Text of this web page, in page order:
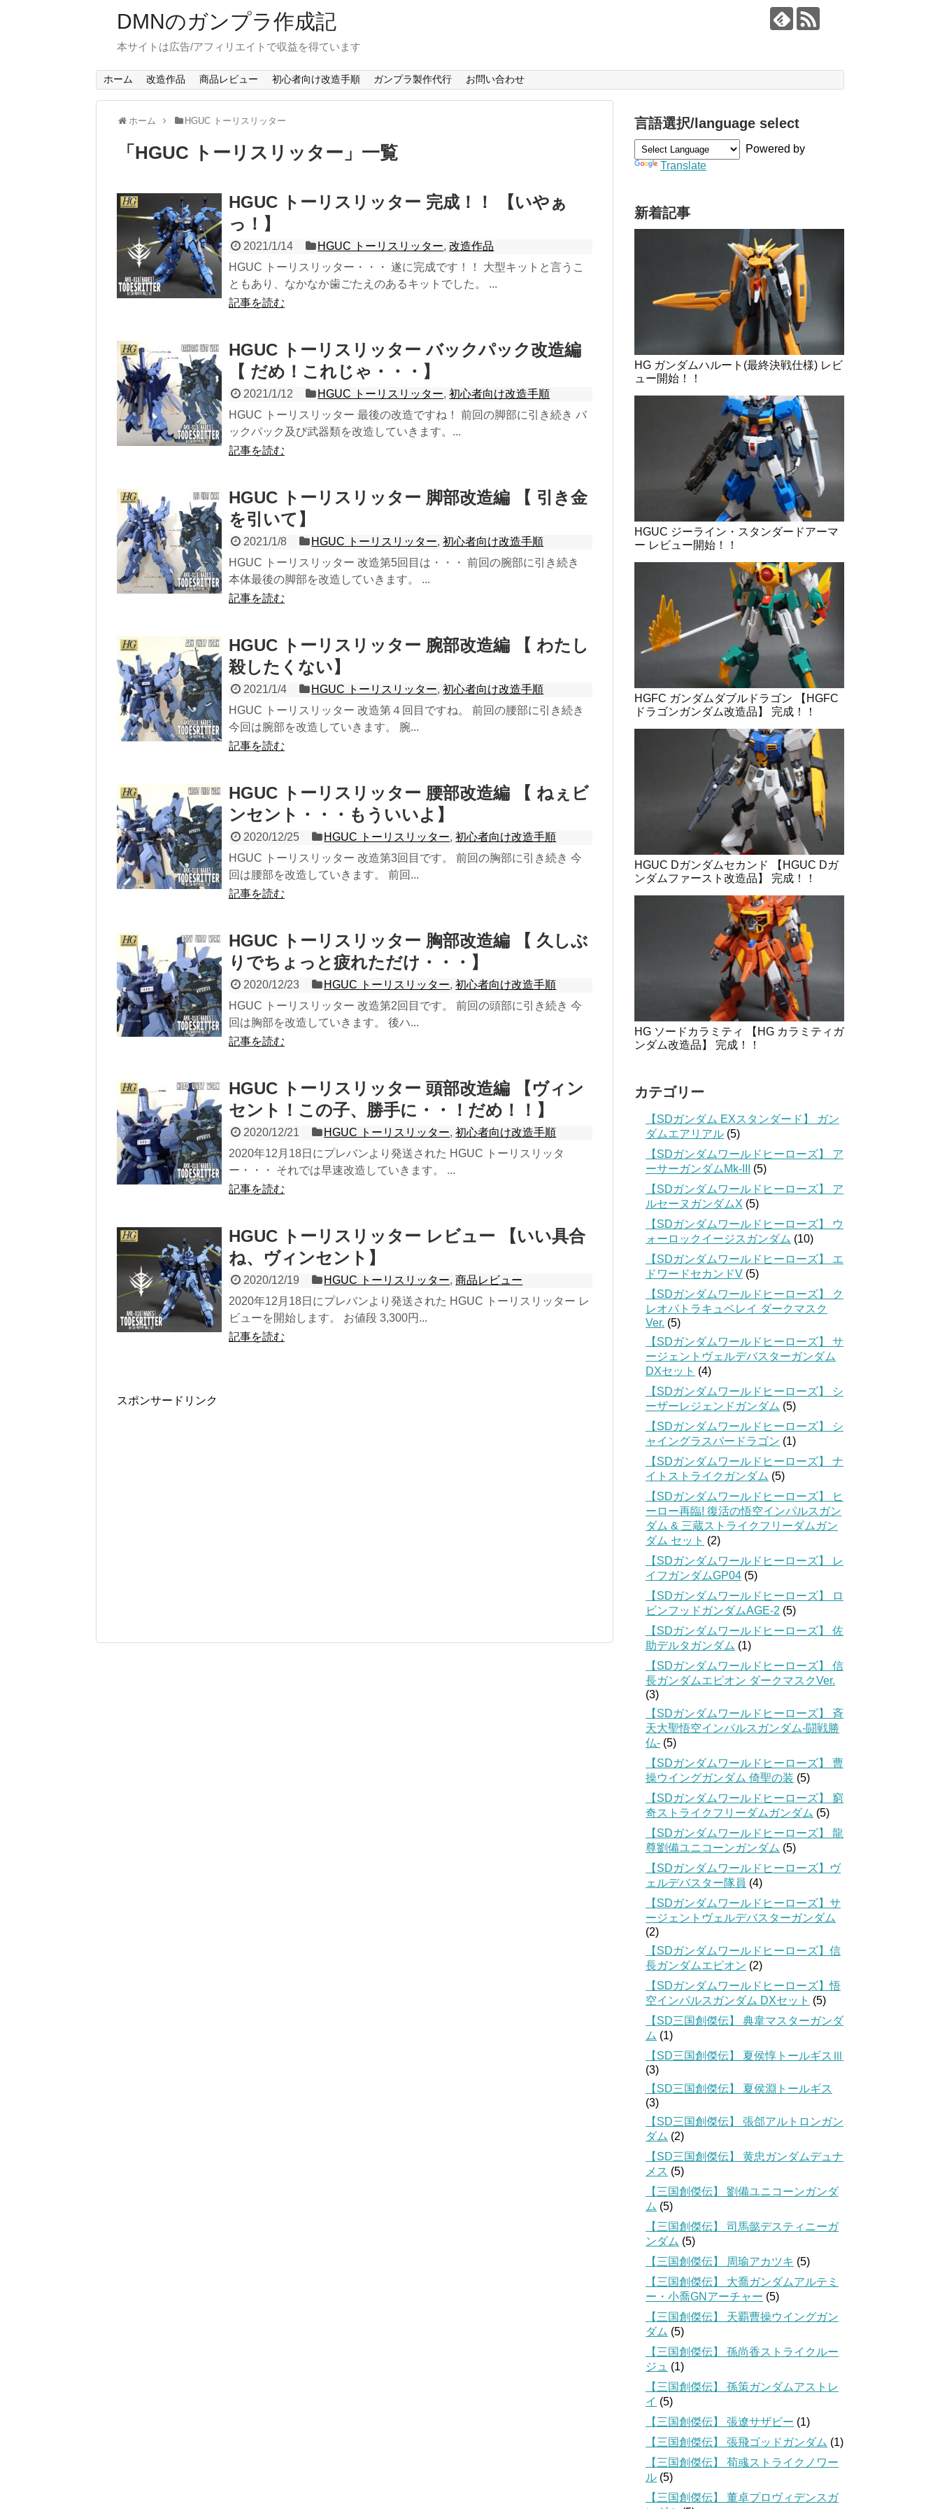
DMNのガンプラ作成記
本サイトは広告/アフィリエイトで収益を得ています
ホーム 改造作品 商品レビュー 初心者向け改造手順 ガンプラ製作代行 お問い合わせ
ホーム HGUC トーリスリッター
「 HGUC トーリスリッター 」 一覧
HGUC トーリスリッター 完成！！ 【いやぁ
っ！】
2021/1/14 HGUC トーリスリッター,改造作品
HGUC トーリスリッター・・・ 遂に完成です！！ 大型キットと言うこ
ともあり、なかなか歯ごたえのあるキットでした。 ...
記事を読む
HGUC トーリスリッター バックパック改造編
【 だめ！これじゃ・・・】
2021/1/12 HGUC トーリスリッター,初心者向け改造手順
HGUC トーリスリッター 最後の改造ですね！ 前回の脚部に引き続き バ
ックパック及び武器類を改造していきます。...
記事を読む
HGUC トーリスリッター 脚部改造編 【 引き金
を引いて】
2021/1/8 HGUC トーリスリッター,初心者向け改造手順
HGUC トーリスリッター 改造第5回目は・・・ 前回の腕部に引き続き
本体最後の脚部を改造していきます。 ...
記事を読む
HGUC トーリスリッター 腕部改造編 【 わたし
殺したくない】
2021/1/4 HGUC トーリスリッター,初心者向け改造手順
HGUC トーリスリッター 改造第４回目ですね。 前回の腰部に引き続き
今回は腕部を改造していきます。 腕...
記事を読む
HGUC トーリスリッター 腰部改造編 【 ねぇビ
ンセント・・・もういいよ】
2020/12/25 HGUC トーリスリッター,初心者向け改造手順
HGUC トーリスリッター 改造第3回目です。 前回の胸部に引き続き 今
回は腰部を改造していきます。 前回...
記事を読む
HGUC トーリスリッター 胸部改造編 【 久しぶ
りでちょっと疲れただけ・・・】
2020/12/23 HGUC トーリスリッター,初心者向け改造手順
HGUC トーリスリッター 改造第2回目です。 前回の頭部に引き続き 今
回は胸部を改造していきます。 後ハ...
記事を読む
HGUC トーリスリッター 頭部改造編 【ヴィン
セント！この子、勝手に・・！だめ！！】
2020/12/21 HGUC トーリスリッター,初心者向け改造手順
2020年12月18日にプレバンより発送された HGUC トーリスリッタ
ー・・・ それでは早速改造していきます。 ...
記事を読む
HGUC トーリスリッター レビュー 【いい具合
ね、ヴィンセント】
2020/12/19 HGUC トーリスリッター,商品レビュー
2020年12月18日にプレバンより発送された HGUC トーリスリッター レ
ビューを開始します。 お値段 3,300円...
記事を読む
スポンサードリンク
言語選択/language select
Powered by
Translate
新着記事
HG ガンダムハルート(最終決戦仕様) レビ
ュー開始！！
HGUC ジーライン・スタンダードアーマ
ー レビュー開始！！
HGFC ガンダムダブルドラゴン 【HGFC
ドラゴンガンダム改造品】 完成！！
HGUC Dガンダムセカンド 【HGUC Dガ
ンダムファースト改造品】 完成！！
HG ソードカラミティ 【HG カラミティガ
ンダム改造品】 完成！！
カテゴリー
【SDガンダム EXスタンダード】 ガン
ダムエアリアル (5)
【SDガンダムワールドヒーローズ】 ア
ーサーガンダムMk-III
(5)
【SDガンダムワールドヒーローズ】 ア
ルセーヌガンダムX (5)
【SDガンダムワールドヒーローズ】 ウ
ォーロックイージスガンダム (10)
【SDガンダムワールドヒーローズ】 エ
ドワードセカンドV (5)
【SDガンダムワールドヒーローズ】 ク
レオパトラキュベレイ ダークマスク
Ver. (5)
【SDガンダムワールドヒーローズ】 サ
ージェントヴェルデバスターガンダム
DXセット (4)
【SDガンダムワールドヒーローズ】 シ
ーザーレジェンドガンダム (5)
【SDガンダムワールドヒーローズ】 シ
ャイングラスパードラゴン (1)
【SDガンダムワールドヒーローズ】 ナ
イトストライクガンダム (5)
【SDガンダムワールドヒーローズ】 ヒ
ーロー再臨! 復活の悟空インパルスガン
ダム & 三蔵ストライクフリーダムガン
ダム セット (2)
【SDガンダムワールドヒーローズ】 レ
イフガンダムGP04 (5)
【SDガンダムワールドヒーローズ】 ロ
ビンフッドガンダムAGE-2 (5)
【SDガンダムワールドヒーローズ】 佐
助デルタガンダム (1)
【SDガンダムワールドヒーローズ】 信
長ガンダムエピオン ダークマスクVer.
(3)
【SDガンダムワールドヒーローズ】 斉
天大聖悟空インパルスガンダム-闘戦勝
仏- (5)
【SDガンダムワールドヒーローズ】 曹
操ウイングガンダム 倚聖の装 (5)
【SDガンダムワールドヒーローズ】 窮
奇ストライクフリーダムガンダム (5)
【SDガンダムワールドヒーローズ】 龍
尊劉備ユニコーンガンダム (5)
【SDガンダムワールドヒーローズ】ヴ
ェルデバスター隊員 (4)
【SDガンダムワールドヒーローズ】サ
ージェントヴェルデバスターガンダム
(2)
【SDガンダムワールドヒーローズ】信
長ガンダムエピオン (2)
【SDガンダムワールドヒーローズ】悟
空インパルスガンダム DXセット (5)
【SD三国創傑伝】 典韋マスターガンダ
ム (1)
【SD三国創傑伝】 夏侯惇トールギスⅢ
(3)
【SD三国創傑伝】 夏侯淵トールギス
(3)
【SD三国創傑伝】 張郃アルトロンガン
ダム (2)
【SD三国創傑伝】 黄忠ガンダムデュナ
メス (5)
【三国創傑伝】 劉備ユニコーンガンダ
ム (5)
【三国創傑伝】 司馬懿デスティニーガ
ンダム (5)
【三国創傑伝】 周瑜アカツキ (5)
【三国創傑伝】 大喬ガンダムアルテミ
ー・小喬GNアーチャー (5)
【三国創傑伝】 天覇曹操ウイングガン
ダム (5)
【三国創傑伝】 孫尚香ストライクルー
ジュ (1)
【三国創傑伝】 孫策ガンダムアストレ
イ (5)
【三国創傑伝】 張遼サザビー (1)
【三国創傑伝】 張飛ゴッドガンダム (1)
【三国創傑伝】 荀彧ストライクノワー
ル (5)
【三国創傑伝】 董卓プロヴィデンスガ